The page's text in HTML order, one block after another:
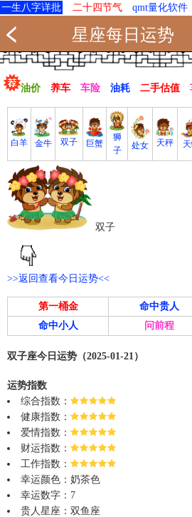
一生八字详批 二十四节气 qmt量化软件
星座每日运势
油价 养车 车险 油耗 二手估值
白羊 金牛 双子 巨蟹
狮
子
处女 天秤
双子
>>返回查看今日运势<<
第一桶金 命中贵人
命中小人
问前程
双子座今日运势（2025-01-21）
运势指数
综合指数：
健康指数：
爱情指数：
财运指数：
工作指数：
幸运颜色：奶茶色
幸运数字：7
贵人星座：双鱼座